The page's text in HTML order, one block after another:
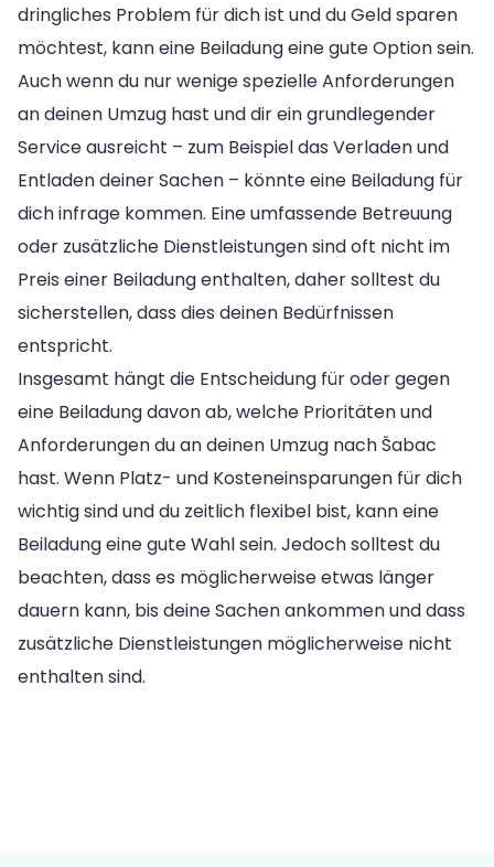
dringliches Problem für dich ist und du Geld sparen
möchtest, kann eine Beiladung eine gute Option sein.
Auch wenn du nur wenige spezielle Anforderungen
an deinen Umzug hast und dir ein grundlegender
Service ausreicht – zum Beispiel das Verladen und
Entladen deiner Sachen – könnte eine Beiladung für
dich infrage kommen. Eine umfassende Betreuung
oder zusätzliche Dienstleistungen sind oft nicht im
Preis einer Beiladung enthalten, daher solltest du
sicherstellen, dass dies deinen Bedürfnissen
entspricht.
Insgesamt hängt die Entscheidung für oder gegen
eine Beiladung davon ab, welche Prioritäten und
Anforderungen du an deinen Umzug nach Šabac
hast. Wenn Platz- und Kosteneinsparungen für dich
wichtig sind und du zeitlich flexibel bist, kann eine
Beiladung eine gute Wahl sein. Jedoch solltest du
beachten, dass es möglicherweise etwas länger
dauern kann, bis deine Sachen ankommen und dass
zusätzliche Dienstleistungen möglicherweise nicht
enthalten sind.